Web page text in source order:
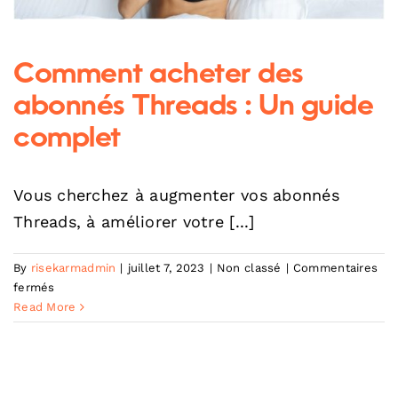
Comment acheter des
abonnés Threads : Un guide
complet
Vous cherchez à augmenter vos abonnés
Threads, à améliorer votre [...]
By risekarmadmin | juillet 7, 2023 | Non classé | Commentaires
fermés
Comment
acheter
Read More